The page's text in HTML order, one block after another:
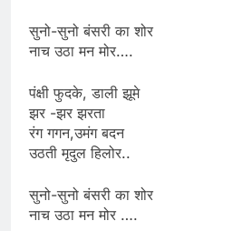
सुनो-सुनो बंसरी का शोर
नाच उठा मन मोर….
पंक्षी फुदके, डाली झूमे
झर -झर झरता
रंग गगन,उमंग बदन
उठती मृदुल हिलोर..
सुनो-सुनो बंसरी का शोर
नाच उठा मन मोर ….